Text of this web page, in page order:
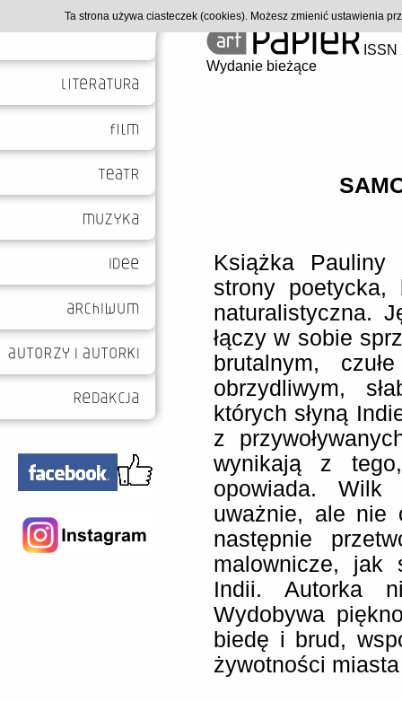
Wydanie bieżące
Książka
strony poetycka,
naturalistyczna.
łączy w sobie
brutalnym,
obrzydliwym,
których słyną
z
wynikają z
opowiada. Wilk
uważnie, ale nie
następnie
malownicze, jak
Indii. Autorka
Wydobywa
biedę i brud,
żywotności
Ta strona używa ciasteczek (cookies). Możesz zmienić ustawienia